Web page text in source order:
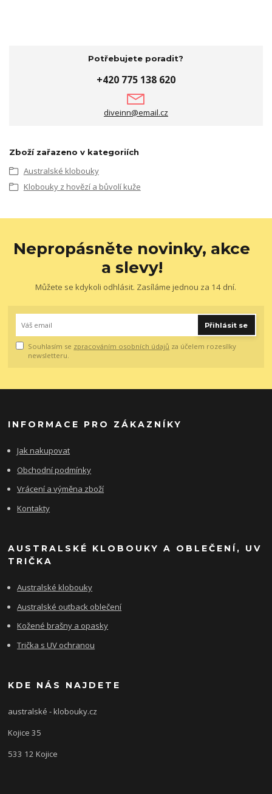
Potřebujete poradit?
+420 775 138 620
diveinn@email.cz
Zboží zařazeno v kategoriích
Australské klobouky
Klobouky z hovězí a bůvolí kuže
Nepropásněte novinky, akce
a slevy!
Můžete se kdykoli odhlásit. Zasíláme jednou za 14 dní.
Přihlásit se
Souhlasím se zpracováním osobních údajů za účelem rozesílky
newsletteru.
INFORMACE PRO ZÁKAZNÍKY
Jak nakupovat
Obchodní podmínky
Vrácení a výměna zboží
Kontakty
AUSTRALSKÉ KLOBOUKY A OBLEČENÍ, UV
TRIČKA
Australské klobouky
Australské outback oblečení
Kožené brašny a opasky
Trička s UV ochranou
KDE NÁS NAJDETE
australské - klobouky.cz
Kojice 35
533 12 Kojice